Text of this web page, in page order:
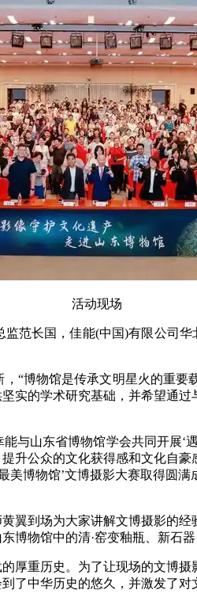
活动现场
范长国，佳能(中国)有限公司
“博物馆是传承文明星火的重
实的学术研究基础，并希望通
与山东省博物馆学会共同开展
升公众的文化获得感和文化自
美博物馆’文博摄影大赛取得
翼到场为大家讲解文博摄影的
博物馆中的清·窑变釉瓶、新石器
厚重历史。为了让现场的文博
了中华历史的悠久，并激发了对